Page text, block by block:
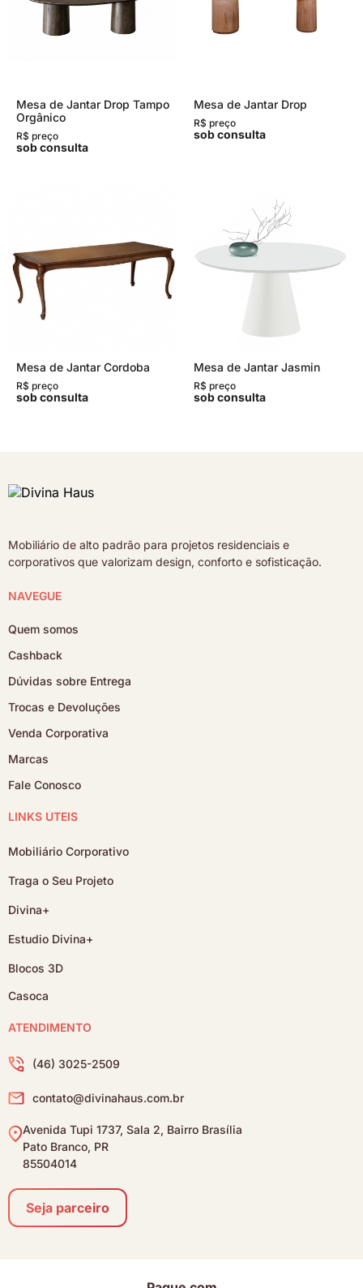
Mesa de Jantar Drop Tampo
Orgânico
R$ preço
sob consulta
Mesa de Jantar Drop
R$ preço
sob consulta
Mesa de Jantar Cordoba
R$ preço
sob consulta
Mesa de Jantar Jasmin
R$ preço
sob consulta
Mobiliário de alto padrão para projetos residenciais e
corporativos que valorizam design, conforto e sofisticação.
NAVEGUE
Quem somos
Cashback
Dúvidas sobre Entrega
Trocas e Devoluções
Venda Corporativa
Marcas
Fale Conosco
LINKS ÚTEIS
Mobiliário Corporativo
Traga o Seu Projeto
Divina+
Estudio Divina+
Blocos 3D
Casoca
ATENDIMENTO
(46) 3025-2509
contato@divinahaus.com.br
Avenida Tupi 1737, Sala 2, Bairro Brasília
Pato Branco, PR
85504014
Seja parceiro